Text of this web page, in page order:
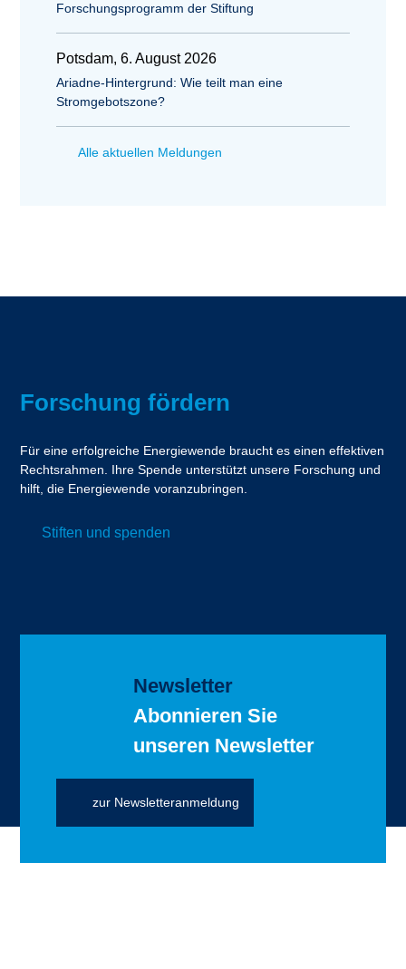
Forschungsprogramm der Stiftung
Potsdam, 6. August 2026
Ariadne-Hintergrund: Wie teilt man eine
Stromgebotszone?
Alle aktuellen Meldungen
Forschung fördern
Für eine erfolgreiche Energiewende braucht es einen effektiven
Rechtsrahmen. Ihre Spende unterstützt unsere Forschung und
hilft, die Energiewende voranzubringen.
Stiften und spenden
Newsletter
Abonnieren Sie
unseren Newsletter
zur Newsletteranmeldung